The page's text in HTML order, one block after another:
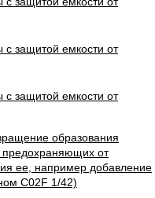
образования
предохраняющих от
ее, например добавление
C02F 1/42)